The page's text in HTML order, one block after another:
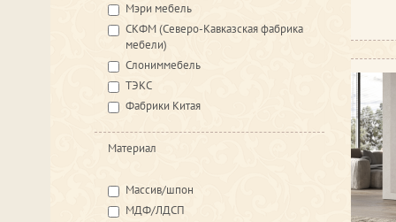
Мэри мебель
СКФМ (Северо-Кавказская фабрика
мебели)
Слониммебель
ТЭКС
Фабрики Китая
Материал
Массив/шпон
МДФ/ЛДСП